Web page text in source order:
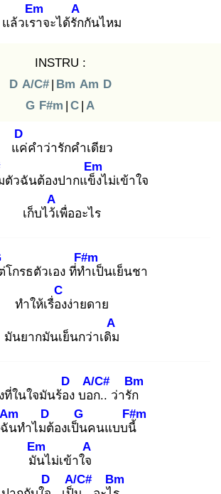
แล้วเรา
Em
จะได้รัก
A
กันไหม
INSTRU :
D A/C# | Bm Am D
G F#m | C | A
แค่
D
คำว่ารักคำเดียว
ตัวฉันต้องปากแข็ง
Em
ไม่เข้าใจ
เก็บไว้เ
A
พื่ออะไร
โกรธตัวเอง ที่ทำ
F#m
เป็นเย็นชา
ทำให้เรื่อง
C
ง่ายดาย
มันยากมันเย็นกว่าเดิม
A
ที่ในใจมันร้อง
D
บอก
A/C#
.. ว่ารัก
Bm
น
Am
ทำไมต้
D
องเป็น
G
คนแบบนี้
F#m
มัน
Em
ไม่เข้าใจ
A
D
A/C#
Bm